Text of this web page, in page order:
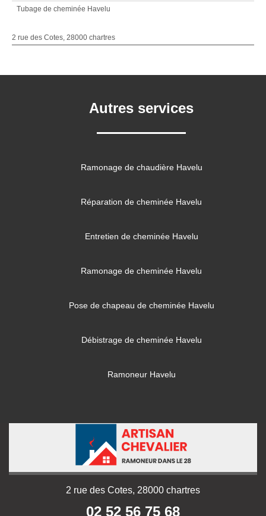
Tubage de cheminée Havelu
2 rue des Cotes, 28000 chartres
Autres services
Ramonage de chaudière Havelu
Réparation de cheminée Havelu
Entretien de cheminée Havelu
Ramonage de cheminée Havelu
Pose de chapeau de cheminée Havelu
Débistrage de cheminée Havelu
Ramoneur Havelu
2 rue des Cotes, 28000 chartres
02 52 56 75 68